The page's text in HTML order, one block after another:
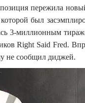
пережила
был
3-миллионным
Right Said Fred.
не сообщил диджей.